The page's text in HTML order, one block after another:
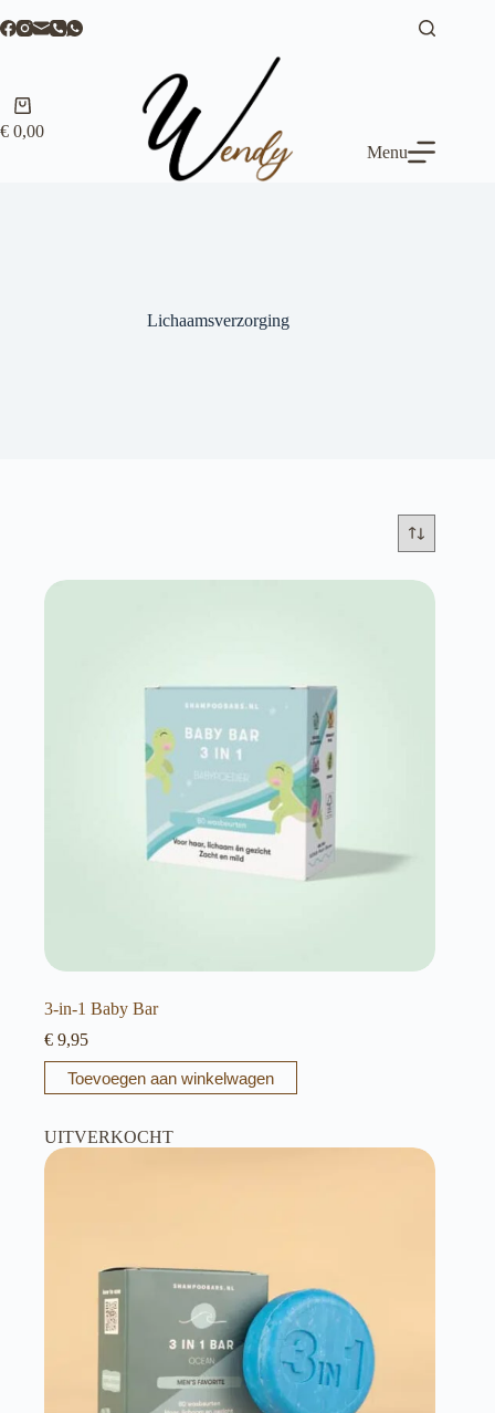
naar
Winkelwagen
€ 0,00
Menu
Lichaamsverzorging
3-in-1 Baby Bar
€ 9,95
Toevoegen aan winkelwagen
UITVERKOCHT